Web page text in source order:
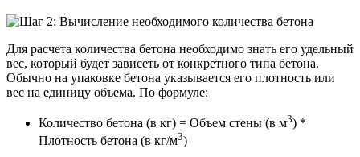
Для расчета количества бетона необходимо знать его удельный
вес, который будет зависеть от конкретного типа бетона.
Обычно на упаковке бетона указывается его плотность или
вес на единицу объема. По формуле:
Количество бетона (в кг) = Объем стены (в м3) *
Плотность бетона (в кг/м3)